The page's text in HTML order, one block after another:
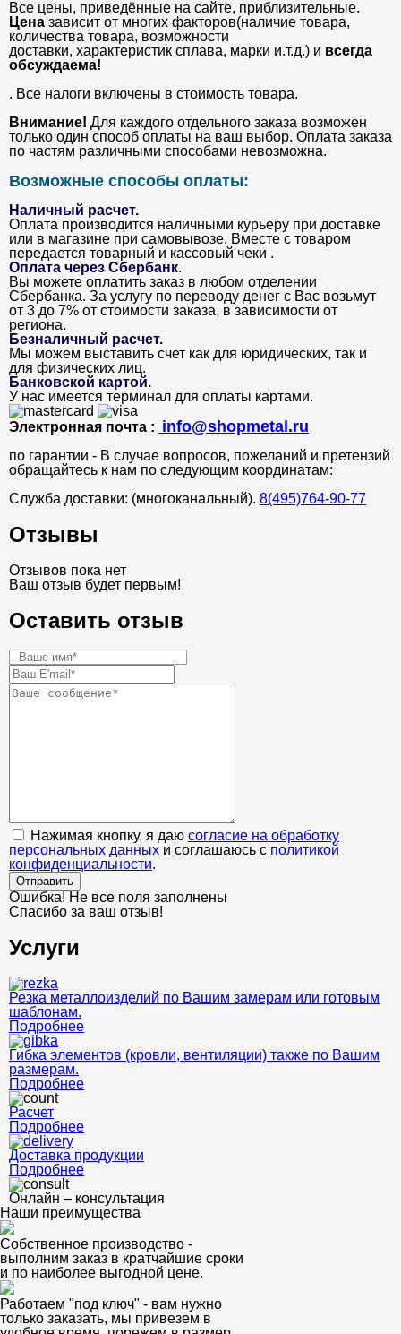
Все цены, приведённые на сайте, приблизительные.
Цена зависит от многих факторов(наличие товара,
количества товара, возможности
доставки, характеристик сплава, марки и.т.д.) и всегда
обсуждаема!
. Все налоги включены в стоимость товара.
Внимание! Для каждого отдельного заказа возможен
только один способ оплаты на ваш выбор. Оплата заказа
по частям различными способами невозможна.
Возможные способы оплаты:
Наличный расчет.
Оплата производится наличными курьеру при доставке
или в магазине при самовывозе. Вместе с товаром
передается товарный и кассовый чеки .
Оплата через Сбербанк.
Вы можете оплатить заказ в любом отделении
Сбербанка. За услугу по переводу денег с Вас возьмут
от 3 до 7% от стоимости заказа, в зависимости от
региона.
Безналичный расчет.
Мы можем выставить счет как для юридических, так и
для физических лиц.
Банковской картой.
У нас имеется терминал для оплаты картами.
Электронная почта : info@shopmetal.ru
по гарантии - В случае вопросов, пожеланий и претензий
обращайтесь к нам по следующим координатам:
Служба доставки: (многоканальный). 8(495)764-90-77
Отзывы
Отзывов пока нет
Ваш отзыв будет первым!
Оставить отзыв
Нажимая кнопку, я даю согласие на обработку
персональных данных и соглашаюсь с политикой
конфиденциальности.
Отправить
Ошибка! Не все поля заполнены
Спасибо за ваш отзыв!
Услуги
Резка металлоизделий по Вашим замерам или готовым
шаблонам.
Подробнее
Гибка элементов (кровли, вентиляции) также по Вашим
размерам.
Подробнее
Расчет
Подробнее
Доставка продукции
Подробнее
Онлайн – консультация
Наши преимущества
Собственное производство -
выполним заказ в кратчайшие сроки
и по наиболее выгодной цене.
Работаем "под ключ" - вам нужно
только заказать, мы привезем в